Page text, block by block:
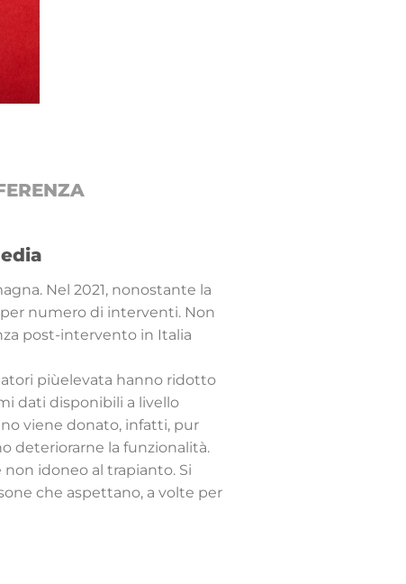
Nel 2021, nonostante la
numero di interventi. Non
post-intervento in Italia
piùelevata hanno ridotto
dati disponibili a livello
viene donato, infatti, pur
deteriorarne la funzionalità.
idoneo al trapianto. Si
che aspettano, a volte per